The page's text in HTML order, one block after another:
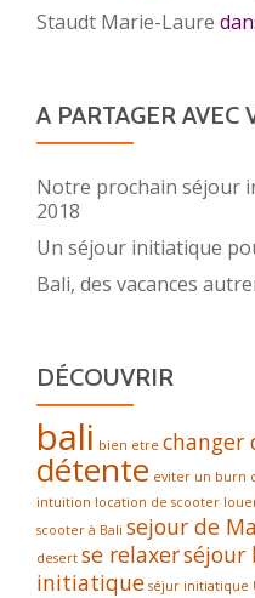
Staudt Marie-Laure
A PARTAGER AVEC
Notre prochain séjour
2018
Un séjour initiatique
Bali, des vacances
DÉCOUVRIR
bali bien etre changer
détente eviter un burn
intuition location de scooter
scooter à Bali sejour de
desert se relaxerséjour
initiatique séjur initiatique